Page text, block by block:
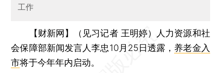
工作
【财新网】（见习记者 王明婷）
人力资源和社
会保障部新闻发言人李忠10月25日透露， 养老金入
市将于今年年内启动。